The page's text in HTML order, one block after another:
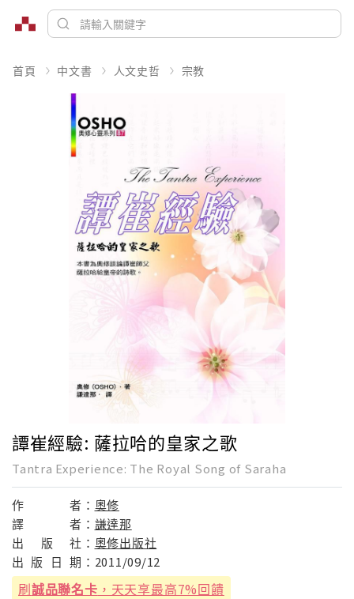
首頁 中文書 人文史哲 宗教
譚崔經驗: 薩拉哈的皇家之歌
Tantra Experience: The Royal Song of Saraha
作 者： 奧修
譯
者： 謙達那
出
版 社： 奧修出版社
出 版 日 期： 2011/09/12
刷誠品聯名卡 ，天天享最高7%回饋